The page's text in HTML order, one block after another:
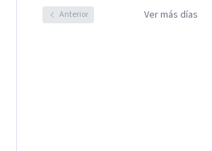
Anterior Ver más días